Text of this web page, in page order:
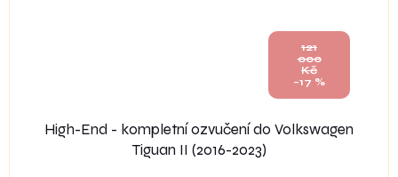
121
000
Kč
–17 %
High-End - kompletní ozvučení do Volkswagen
Tiguan II (2016-2023)